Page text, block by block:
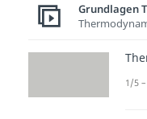
Grundlagen
1/5